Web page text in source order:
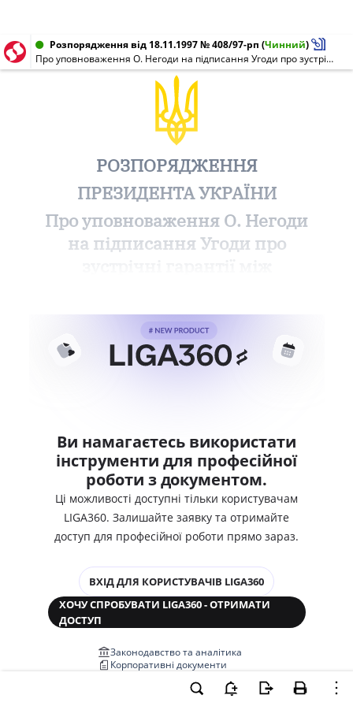
Розпорядження від 18.11.1997 № 408/97-рп (Чинний)
Про уповноваження О. Негоди на підписання Угоди про зустрічні гарантії між Україною та Міжнародним банком реконструкції та розвитку
РОЗПОРЯДЖЕННЯ
ПРЕЗИДЕНТА УКРАЇНИ
Про уповноваження О. Негоди
на підписання Угоди про
Ви намагаєтесь використати
інструменти для професійної
роботи з документом.
Ці можливості доступні тільки користувачам
LIGA360. Залишайте заявку та отримайте
доступ для професійної роботи прямо зараз.
ВХІД ДЛЯ КОРИСТУВАЧІВ LIGA360
ХОЧУ СПРОБУВАТИ LIGA360 - ОТРИМАТИ
ДОСТУП
Законодавство та аналітика
Корпоративні документи
Перевірка компаній та персон
Медіааналіз та репутація